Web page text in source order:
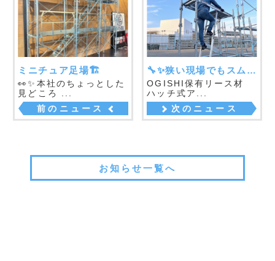
お電話でのお問い合わせも対応しております。
電話でのお問い合わせはこちら
メールでのお問い合わせはこちら
FAXでのお問い合わせはこちら